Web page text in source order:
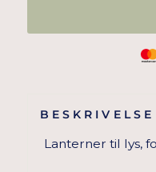
BESKRIVELSE
Lanterner til lys,